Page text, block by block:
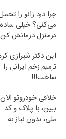
چرا درد زانو را
می‌کنی؟ خیلی ساده
درمنزل درمانش کن
این دکتر شیرازی
ترمیم زخم ایرانی را
ساخت!!!
خلافی خودروتو الان
ببین، با پلاک و کد
ملی، بدون نیاز به
مراجعه حضوری